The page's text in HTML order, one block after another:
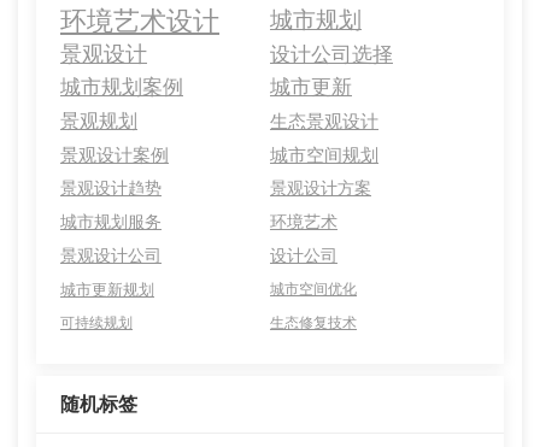
环境艺术设计
城市规划
景观设计
设计公司选择
城市规划案例 城市更新
景观规划
生态景观设计
景观设计案例
城市空间规划
景观设计趋势
景观设计方案
城市规划服务
环境艺术
景观设计公司
设计公司
城市更新规划
城市空间优化
可持续规划
生态修复技术
随机标签